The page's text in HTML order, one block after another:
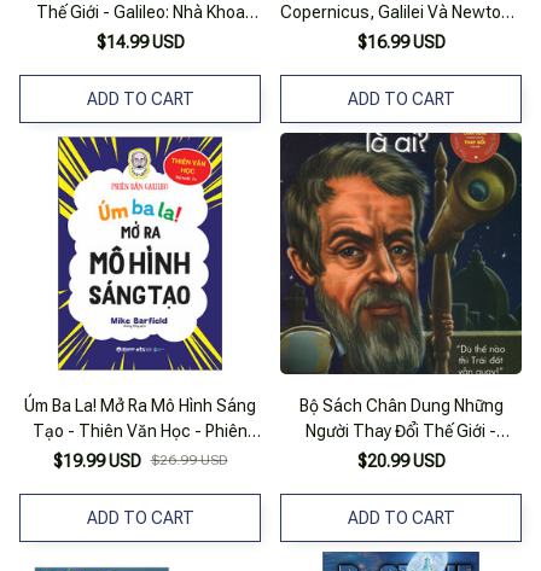
Thế Giới - Galileo: Nhà Khoa
Học Vĩ Đại
$14.99 USD
ADD TO CART
Copernicus, Galilei Và Newton -
Tuyển Tập Truyện Tranh Danh
$16.99 USD
ADD TO CART
Úm Ba La! Mở Ra Mô Hình Sáng
Tạo - Thiên Văn Học - Phiên
Bản Galileo
$19.99 USD $26.99 USD
ADD TO CART
Bộ Sách Chân Dung Những
Người Thay Đổi Thế Giới -
Galileo Là Ai?_Al
$20.99 USD
ADD TO CART